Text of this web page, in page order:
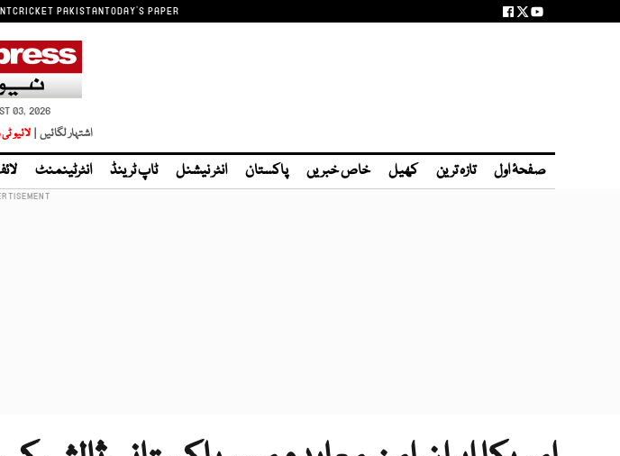
CRICKET PAKISTANTODAY'S PAPER
03, 2026
اشتہار لگائیں | لائیو
صفحۂ اول تازہ ترین کھیل خاص خبریں پاکستان انٹر نیشنل ٹاپ ٹرینڈ انٹرٹینمنٹ